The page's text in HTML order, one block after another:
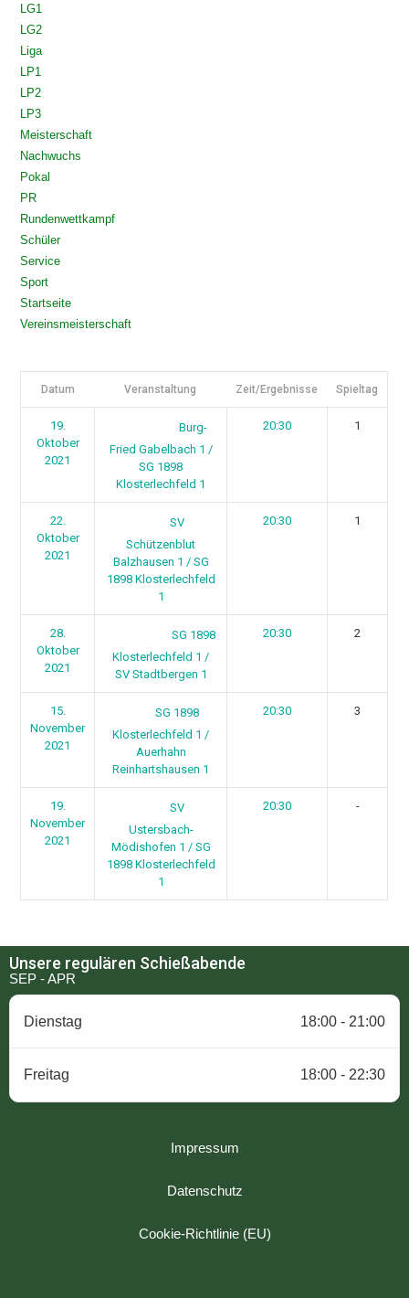
LG1
LG2
Liga
LP1
LP2
LP3
Meisterschaft
Nachwuchs
Pokal
PR
Rundenwettkampf
Schüler
Service
Sport
Startseite
Vereinsmeisterschaft
Datum Veranstaltung Zeit/Ergebnisse Spieltag
19.
Oktober
2021
Burg-
Fried Gabelbach 1 /
SG 1898
Klosterlechfeld 1
20:30 1
22.
Oktober
2021
SV
Schützenblut
Balzhausen 1 / SG
1898 Klosterlechfeld
1
20:30 1
28.
Oktober
2021
SG 1898
Klosterlechfeld 1 /
SV Stadtbergen 1
20:30 2
15.
November
2021
SG 1898
Klosterlechfeld 1 /
Auerhahn
Reinhartshausen 1
20:30 3
19.
November
2021
SV
Ustersbach-
Mödishofen 1 / SG
1898 Klosterlechfeld
1
20:30 -
Unsere regulären Schießabende
SEP - APR
Dienstag 18:00 - 21:00
Freitag 18:00 - 22:30
Impressum
Datenschutz
Cookie-Richtlinie (EU)